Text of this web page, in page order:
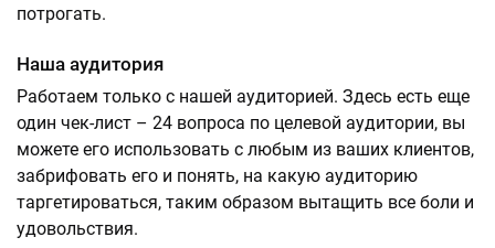
потрогать.
Наша аудитория
Работаем только с нашей аудиторией. Здесь есть еще
один чек-лист – 24 вопроса по целевой аудитории, вы
можете его использовать с любым из ваших клиентов,
забрифовать его и понять, на какую аудиторию
таргетироваться, таким образом вытащить все боли и
удовольствия.